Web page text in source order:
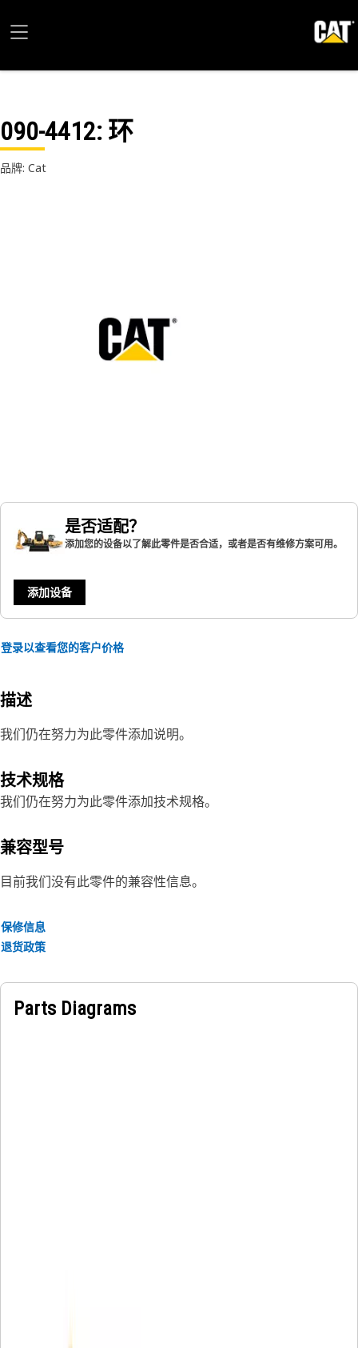
090-4412: 环
品牌: Cat
是否适配？
添加您的设备以了解此零件是否合适，或者是否有维修方案可用。
添加设备
登录以查看您的客户价格
描述
我们仍在努力为此零件添加说明。
技术规格
我们仍在努力为此零件添加技术规格。
兼容型号
目前我们没有此零件的兼容性信息。
保修信息
退货政策
Parts Diagrams